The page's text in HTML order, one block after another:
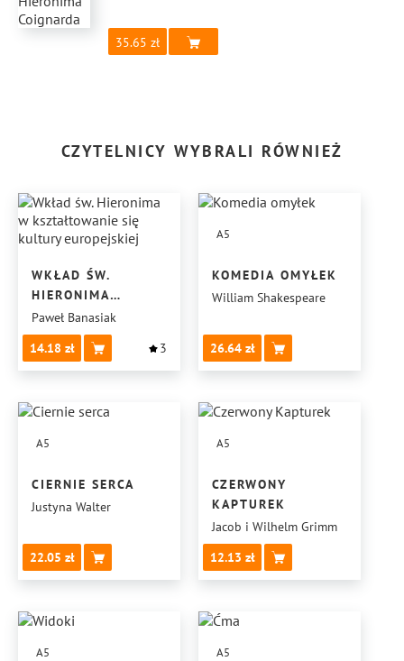
35.65
CZYTELNICY WYBRALI RÓWNIEŻ
WKŁAD ŚW.
HIERONIMA
W KSZTAŁTOWANIE
SIĘ KULTURY
EUROPEJSKIEJ
Paweł Banasiak
14.18
3
A5
KOMEDIA OMYŁEK
William Shakespeare
26.64
A5
CIERNIE SERCA
Justyna Walter
22.05
A5
CZERWONY
KAPTUREK
Jacob i Wilhelm Grimm
12.13
A5 A5